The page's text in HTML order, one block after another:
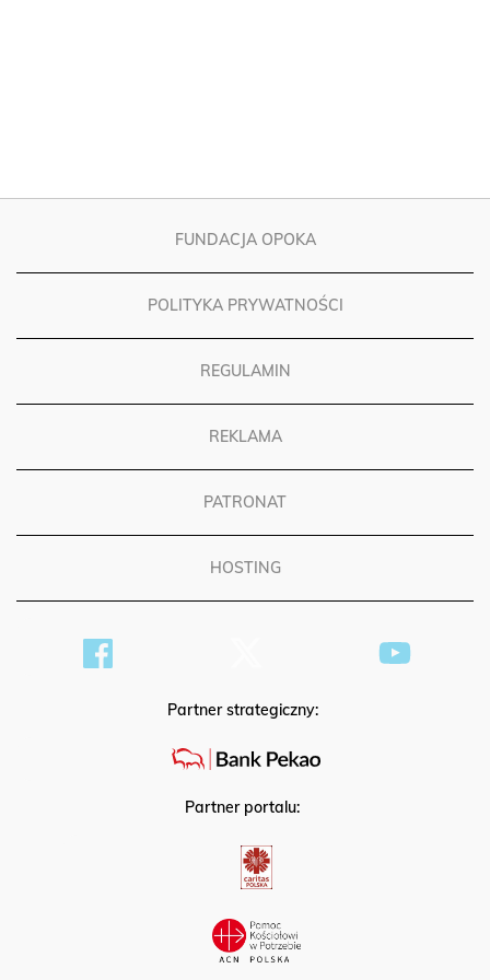
FUNDACJA OPOKA
Partner strategiczny:
Partner portalu: